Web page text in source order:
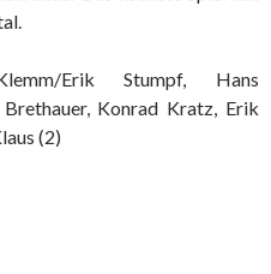
Erik Stumpf, Hans
Konrad Kratz, Erik
(2)